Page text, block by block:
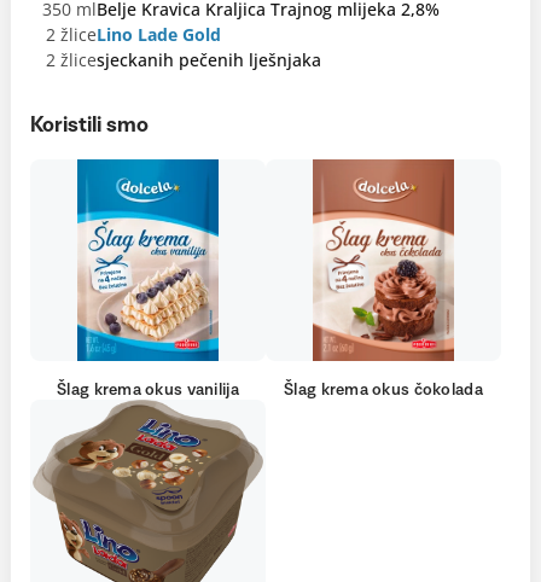
350 mlBelje Kravica Kraljica Trajnog mlijeka 2,8%
2 žliceLino Lade Gold
2 žlicesjeckanih pečenih lješnjaka
Koristili smo
Šlag krema okus vanilija Šlag krema okus čokolada